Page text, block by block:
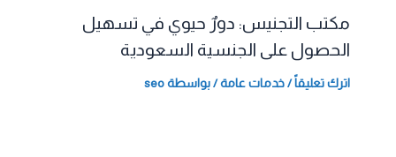
مكتب التجنيس: دورٌ حيوي في تسهيل
الحصول على الجنسية السعودية
اترك تعليقاً /خدمات عامة/ بواسطة seo